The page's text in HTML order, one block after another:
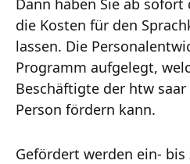
Dann haben Sie ab
die Kosten für den
lassen. Die
Programm aufgelegt,
Beschäftigte der htw saar
Person fördern kann.
Gefördert werden ein-